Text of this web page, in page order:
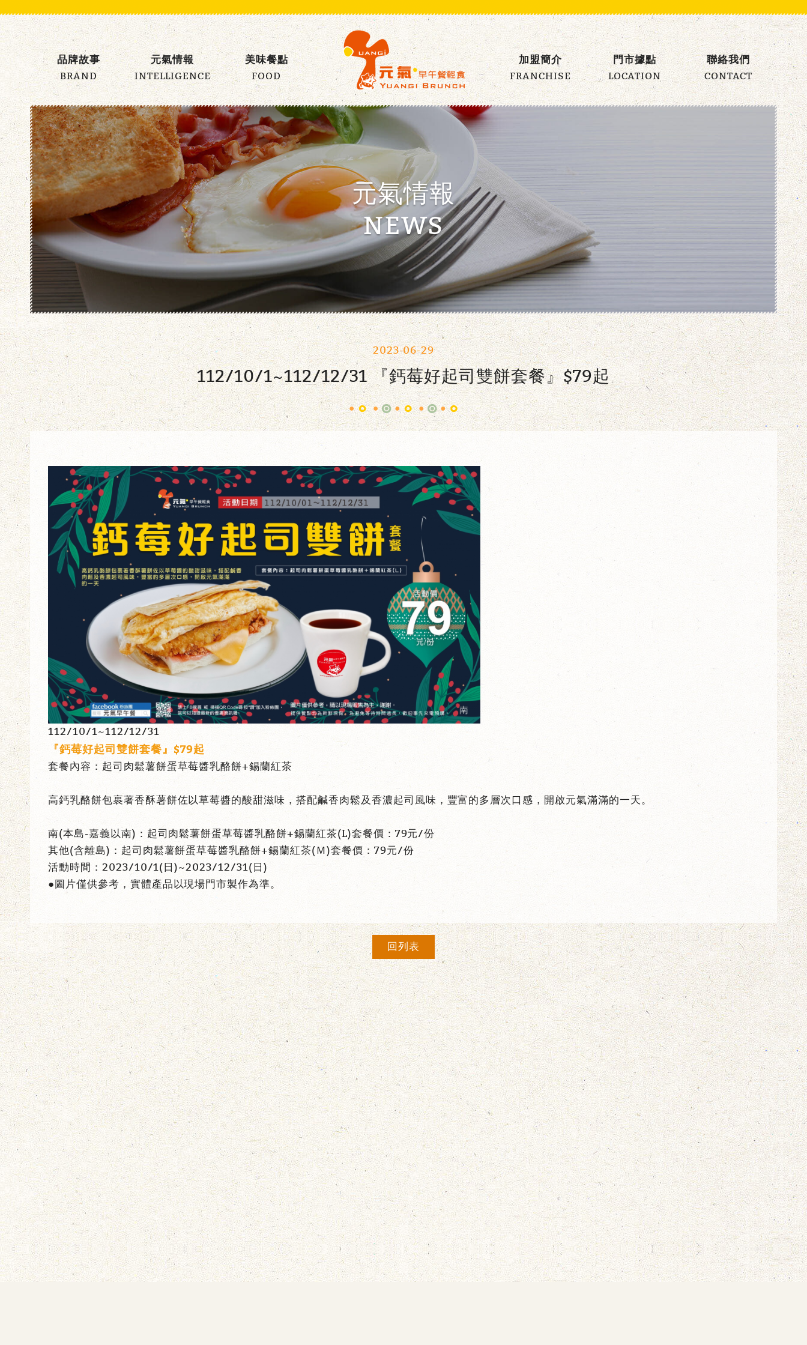
元
氣
早
午
餐
主
選
單
品牌故事
BRAND
元氣情報
INTELLIGENCE
美味餐點
FOOD
加盟簡介
FRANCHISE
門市據點
LOCATION
聯絡我們
CONTACT
元氣情報
NEWS
2023-06-29
112/10/1~112/12/31 『鈣莓好起司雙餅套餐』$79起
112/10/1~112/12/31
『鈣莓好起司雙餅套餐』$79起
套餐內容：起司肉鬆薯餅蛋草莓醬乳酪餅+錫蘭紅茶
高鈣乳酪餅包裹著香酥薯餅佐以草莓醬的酸甜滋味，搭配鹹香肉鬆及香濃起司風味，豐富的多層次口感，開啟元氣滿滿的一天。
南(本島-嘉義以南)：起司肉鬆薯餅蛋草莓醬乳酪餅+錫蘭紅茶(L)套餐價：79元/份
其他(含離島)：起司肉鬆薯餅蛋草莓醬乳酪餅+錫蘭紅茶(Ｍ)套餐價：79元/份
活動時間：2023/10/1(日)~2023/12/31(日)
●圖片僅供參考，實體產品以現場門市製作為準。
回列表